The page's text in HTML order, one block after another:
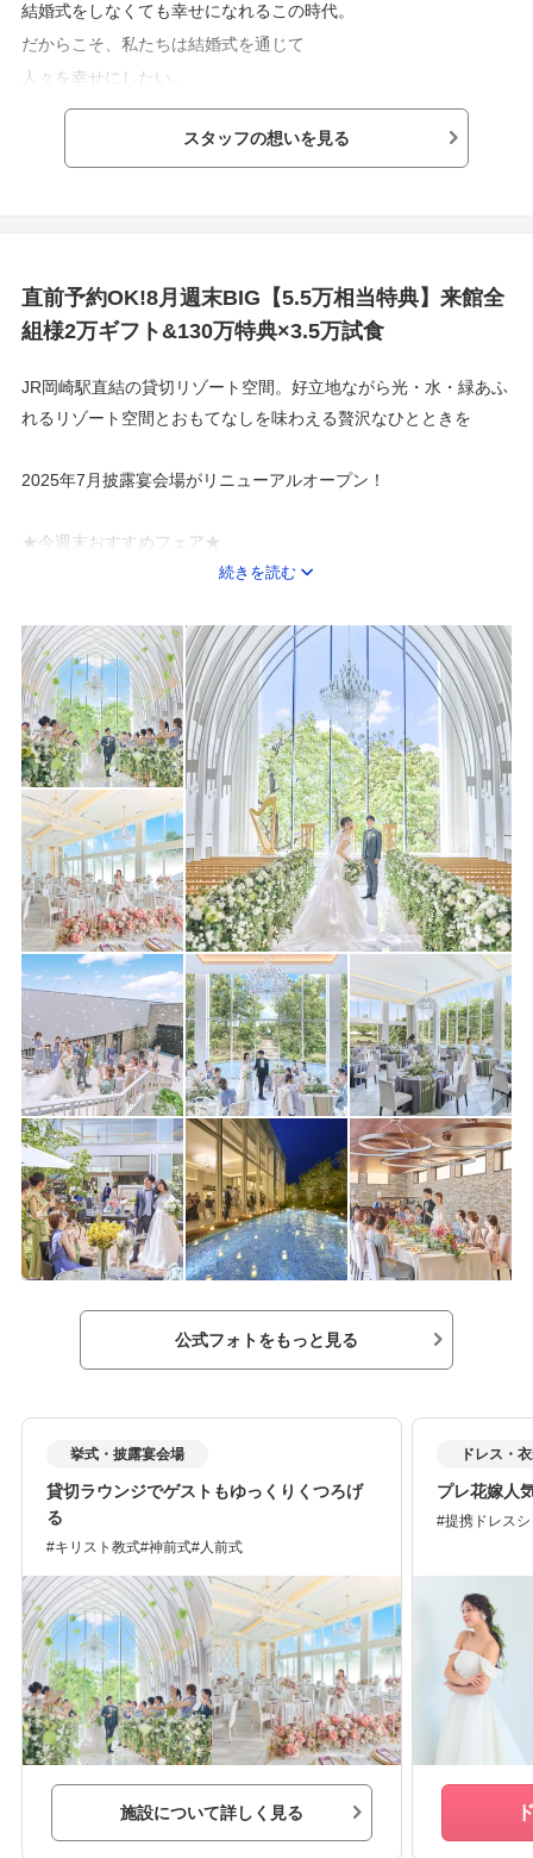
結婚式をしなくても幸せになれるこの時代。
だからこそ、私たちは結婚式を通じて
人々を幸せにしたい。
あなたは、あなたが思っているよりも、
すべての人に感動を、喜びに満ちた人生を。
スタッフの想いを見る
直前予約OK!8月週末BIG【5.5万相当特典】来館全
組様2万ギフト&130万特典×3.5万試食
JR岡崎駅直結の貸切リゾート空間。好立地ながら光・水・緑あふ
れるリゾート空間とおもてなしを味わえる贅沢なひとときを
2025年7月披露宴会場がリニューアルオープン！
★今週末おすすめフェア★
8月16日(日)
お盆ラスト★Gift2万*和牛3万試食＆白基調*緑溢れるナチュラル
WD
＼残席のこりわずか！／
直前予約OK!週末BIG★5.5万相当特典* 来館全組様2万円ギフト
+3.5万試食【120万特典】 挙式×新作ドレス体験
何も決まってなくてもOK&豪華試食フェア毎日開催中！
続きを読む
公式フォトをもっと見る
挙式・披露宴会場
貸切ラウンジでゲストもゆっくりくつろげ
る
キリスト教式 神前式 人前式
施設について詳しく見る
ドレス・
プレ花嫁人
提携ドレス